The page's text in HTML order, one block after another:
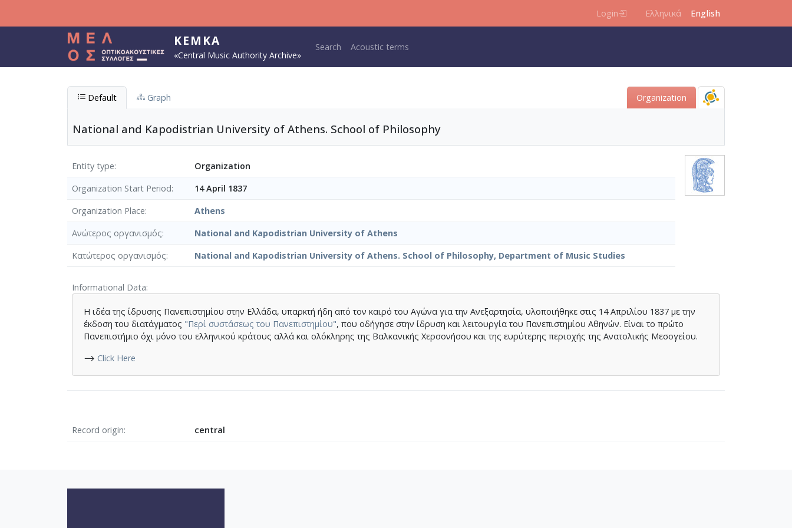
Login Ελληνικά English
KEMKA
«Central Music Authority Archive»
Main navigation
Search Acoustic terms
Default Graph Organization
National and Kapodistrian University of Athens. School of Philosophy
Entity type
Organization
Organization Start Period
14 April 1837
Organization Place
Athens
Ανώτερος οργανισμός
National and Kapodistrian University of Athens
Κατώτερος οργανισμός
National and Kapodistrian University of Athens. School of Philosophy, Department of Music Studies
Informational Data
Η ιδέα της ίδρυσης Πανεπιστημίου στην Ελλάδα, υπαρκτή ήδη από τον καιρό του Αγώνα για την Ανεξαρτησία, υλοποιήθηκε στις 14 Απριλίου 1837 με την
έκδοση του διατάγματος "Περί συστάσεως του Πανεπιστημίου", που οδήγησε στην ίδρυση και λειτουργία του Πανεπιστημίου Αθηνών. Είναι το πρώτο
Πανεπιστήμιο όχι μόνο του ελληνικού κράτους αλλά και ολόκληρης της Βαλκανικής Χερσονήσου και της ευρύτερης περιοχής της Ανατολικής Μεσογείου.
⟶ Click Here
Record origin central